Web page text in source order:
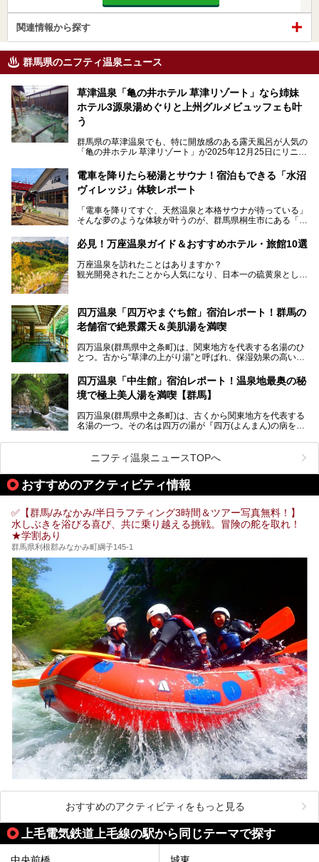
関連情報から探す
群馬県のニフティ温泉ニュース
草津温泉「亀の井ホテル 草津リゾート」なら姉妹
ホテル3源泉湯めぐりと上州グルメビュッフェも叶
う
群馬県の草津温泉でも、特に開放感のある露天風呂が人気の
「亀の井ホテル 草津リゾート」が2025年12月25日にリニュ
ロビーや客室が綺麗になって、上州グルメにこだわったビュ
ッフェも人気！アクセスはシャトルバスで楽々、さらに草津
温泉にある姉妹ホテルの「草津温泉 大東舘」「亀の井ホテ
今回はそんな「亀の井ホテル 草津リゾート」を徹底レポー
───
提供元：アイコニア・ホスピタリティ株式会社【PR】
この記事は亀の井ホテル 草津リゾートのPR記事です。
電車を降りたら秘湯とサウナ！宿泊もできる「水沼
ヴィレッジ」体験レポート
「電車を降りてすぐ、天然温泉と本格サウナが待っている」
そんな夢のような体験が叶うのが、群馬県桐生市にある「駅
日帰り温泉の「水沼の湯」と宿泊もできる「サウナの森」、
２つのエリアがあります。
今回は、その中でも特にユニークな駅直結の「水沼の湯」の
魅力に焦点を当て、温泉好き、サウナー、そして電車旅好き
必見！万座温泉ガイド＆おすすめホテル・旅館10選
万座温泉を訪れたことはありますか？
観光開発されたことから人気になり、日本一の硫黄泉として
も多いかもしれません。
そこで筆者である私が実際に行ってみました！万座温泉の楽
しみ方や周辺の観光地を解説します。
また、日帰り入浴できる温泉から混浴可能な温泉まで、おす
すめの入浴施設もご紹介します！
四万温泉「四万やまぐち館」宿泊レポート！群馬の
老舗宿で絶景露天＆美肌湯を満喫
四万温泉(群馬県中之条町)は、関東地方を代表する名湯のひ
とつ。古から“草津の上がり湯”と呼ばれ、保湿効果の高い美
「四万やまぐち館」は、この地を代表する旅館の一つ。日帰
り入浴も可能ですが、やはり宿泊してじっくり楽しむのがベ
肌湯をはじめ、館内の魅力をたっぷりとご紹介します！
四万温泉「中生館」宿泊レポート！温泉地最奥の秘
境で極上美人湯を満喫【群馬】
四万温泉(群馬県中之条町)は、古くから関東地方を代表する
名湯の一つ。その名は四万の湯が『四万(よんまん)の病を癒
観光客で賑わう人気温泉地です。
「中生館」は四万温泉最奥に位置し、秘境感漂う老舗宿。泉
質の良さ(特に美人湯効果)に定評があり、知る人ぞ知る穴場
的存在です。今回は筆者自ら宿泊し、自慢の温泉をはじめ食
事・客室・共有スペースなど、宿の全貌を徹底紹介します。
ニフティ温泉ニュースTOPへ
おすすめのアクティビティ情報
✅【群馬/みなかみ/半日ラフティング3時間＆ツアー写真無料！】
水しぶきを浴びる喜び、共に乗り越える挑戦。冒険の舵を取れ！
★学割あり
群馬県利根郡みなかみ町綱子145-1
おすすめのアクティビティをもっと見る
上毛電気鉄道上毛線の駅から同じテーマで探す